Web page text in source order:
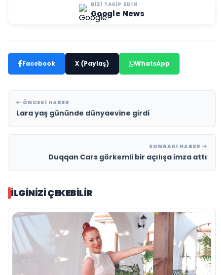
BIZI TAKIP EDIN
Google News
Facebook X (Paylaş) WhatsApp
ÖNCEKI HABER
Lara yaş gününde dünyaevine girdi
SONRAKI HABER
Duqqan Cars görkemli bir açılışa imza attı
İLGINIZI ÇEKEBILIR